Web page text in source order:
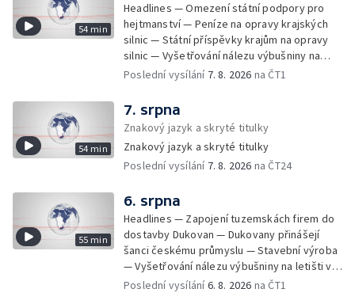
54 min
Headlines — Omezení státní podpory pro
hejtmanství — Peníze na opravy krajských
silnic — Státní příspěvky krajům na opravy
silnic — Vyšetřování nálezu výbušniny na
letišti v Lipsku — Pasové kontroly spojů mezi
budovy ve Zlíně — Pohřeb Milana Knížáka —
Obvinění v kauze Správy železnic — Tržby
ve službách vzrostly — Další útoku
ukrajinských dronů na sklady v Rusku —
Exhumace těl obětí volyňských masakrů —
Vodní elektrárny kvůli suchu omezují provoz
— 25 let od zápisu vily Tugendhat na seznam
UNESCO — Pokuta pro společnost Meta —
Oběti po střelbě na škole v Thajsku —
Technologie pomáhají s péčí o seniory —
Útok nožem v Tanvaldu — Výměna řidičských
průkazů — Demolice vyhořelé výškové
Poslední vysílání 7. 8. 2026 na ČT1
54 min
7. srpna
Znakový jazyk a skryté titulky
Znakový jazyk a skryté titulky
Poslední vysílání 7. 8. 2026 na ČT24
55 min
6. srpna
Headlines — Zapojení tuzemskách firem do
dostavby Dukovan — Dukovany přinášejí
šanci českému průmyslu — Stavební výroba
— Vyšetřování nálezu výbušniny na letišti v
Lipsku — Bourání torza vyhořelé budovy ve
Poslední vysílání6. 8. 2026 na ČT1